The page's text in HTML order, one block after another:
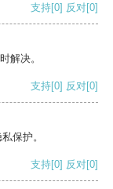
支持[0] 反对[0]
解决。
支持[0] 反对[0]
保护。
支持[0] 反对[0]